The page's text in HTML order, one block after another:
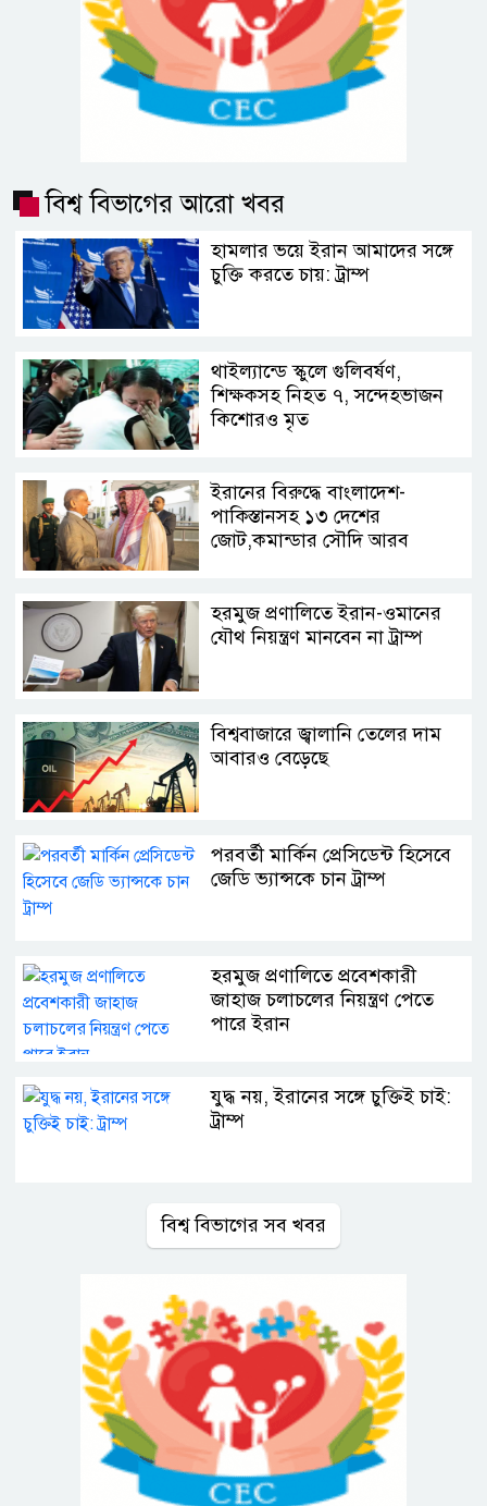
বিশ্ব বিভাগের আরো খবর
হামলার ভয়ে ইরান আমাদের সঙ্গে
চুক্তি করতে চায়: ট্রাম্প
থাইল্যান্ডে স্কুলে গুলিবর্ষণ,
শিক্ষকসহ নিহত ৭, সন্দেহভাজন
কিশোরও মৃত
ইরানের বিরুদ্ধে বাংলাদেশ-
পাকিস্তানসহ ১৩ দেশের
জোট,কমান্ডার সৌদি আরব
হরমুজ প্রণালিতে ইরান-ওমানের
যৌথ নিয়ন্ত্রণ মানবেন না ট্রাম্প
বিশ্ববাজারে জ্বালানি তেলের দাম
আবারও বেড়েছে
পরবর্তী মার্কিন প্রেসিডেন্ট হিসেবে
জেডি ভ্যান্সকে চান ট্রাম্প
হরমুজ প্রণালিতে প্রবেশকারী
জাহাজ চলাচলের নিয়ন্ত্রণ পেতে
পারে ইরান
যুদ্ধ নয়, ইরানের সঙ্গে চুক্তিই চাই:
ট্রাম্প
বিশ্ব বিভাগের সব খবর